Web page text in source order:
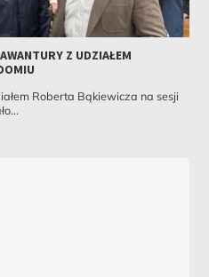
Z UDZIAŁEM
Roberta Bąkiewicza na sesji